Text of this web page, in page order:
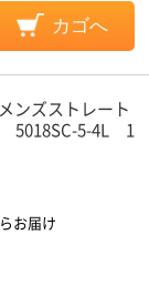
カゴへ
ンズストレート
5018SC-5-4L 1
お届け